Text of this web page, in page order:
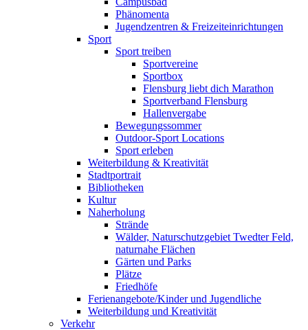
Phänomenta
Jugendzentren & Freizeiteinrichtungen
Sport
Sport treiben
Sportvereine
Sportbox
Flensburg liebt dich Marathon
Sportverband Flensburg
Hallenvergabe
Bewegungssommer
Outdoor-Sport Locations
Sport erleben
Weiterbildung & Kreativität
Stadtportrait
Bibliotheken
Kultur
Naherholung
Strände
Wälder, Naturschutzgebiet Twedter Feld,
naturnahe Flächen
Gärten und Parks
Plätze
Friedhöfe
Ferienangebote/Kinder und Jugendliche
Weiterbildung und Kreativität
Verkehr